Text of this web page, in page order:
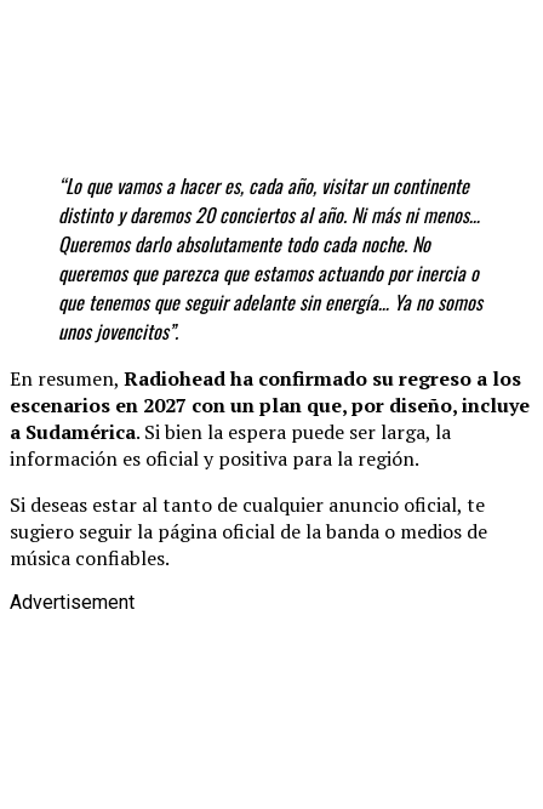
“Lo que vamos a hacer es, cada año, visitar un continente
distinto y daremos 20 conciertos al año. Ni más ni menos…
Queremos darlo absolutamente todo cada noche. No
queremos que parezca que estamos actuando por inercia o
que tenemos que seguir adelante sin energía… Ya no somos
unos jovencitos”.
En resumen, Radiohead ha confirmado su regreso a los
escenarios en 2027 con un plan que, por diseño, incluye
a Sudamérica. Si bien la espera puede ser larga, la
información es oficial y positiva para la región.
Si deseas estar al tanto de cualquier anuncio oficial, te
sugiero seguir la página oficial de la banda o medios de
música confiables.
Advertisement